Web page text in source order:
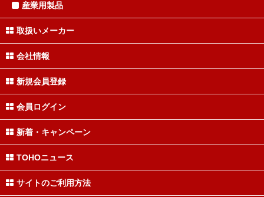
産業用製品
取扱いメーカー
会社情報
新規会員登録
会員ログイン
新着・キャンペーン
TOHOニュース
サイトのご利用方法